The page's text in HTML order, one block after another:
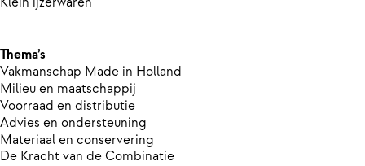
Thema’s
Vakmanschap Made in Holland
Milieu en maatschappij
Voorraad en distributie
Advies en ondersteuning
Materiaal en conservering
De Kracht van de Combinatie